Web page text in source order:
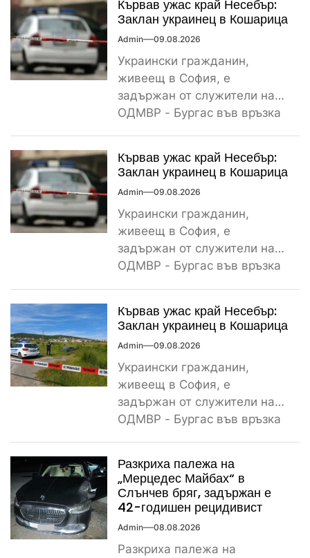
Кървав ужас край Несебър:
Заклан украинец в Кошарица
Admin 09.08.2026
Украински гражданин,
живеещ в София, е
задържан от служители на
ОДМВР - Бургас във връзка
Кървав ужас край Несебър:
Заклан украинец в Кошарица
Admin 09.08.2026
Украински гражданин,
живеещ в София, е
задържан от служители на
ОДМВР - Бургас във връзка
Кървав ужас край Несебър:
Заклан украинец в Кошарица
Admin 09.08.2026
Украински гражданин,
живеещ в София, е
задържан от служители на
ОДМВР - Бургас във връзка
Разкриха палежа на
„Мерцедес Майбах“ в
Слънчев бряг, задържан е
42-годишен рецидивист
Admin 08.08.2026
Разкриха палежа на